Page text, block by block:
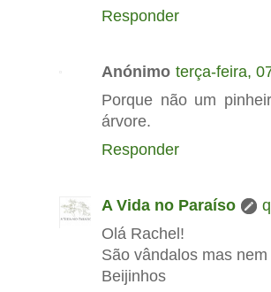
Responder
Anónimo terça-feira,
Porque não um
árvore.
Responder
A Vida no Paraíso
Olá Rachel!
São vândalos mas
Beijinhos